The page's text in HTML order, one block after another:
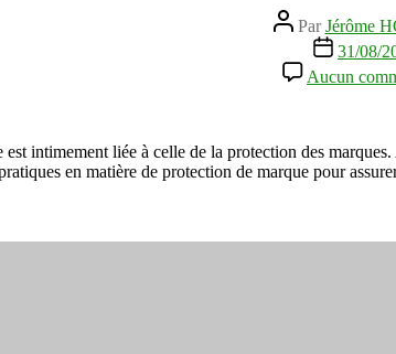
Auteur
de
l’article
ParJérôme
Date
l’article
31/08/
Aucun
intimement liée à celle de la protection des
en matière de protection de marque pour